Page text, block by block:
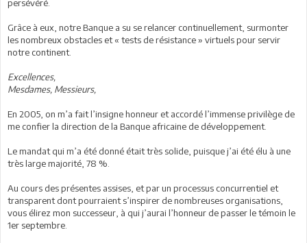
persévéré.
Grâce à eux, notre Banque a su se relancer continuellement, surmonter
les nombreux obstacles et « tests de résistance » virtuels pour servir
notre continent.
Excellences,
Mesdames, Messieurs,
En 2005, on m’a fait l’insigne honneur et accordé l’immense privilège de
me confier la direction de la Banque africaine de développement.
Le mandat qui m’a été donné était très solide, puisque j’ai été élu à une
très large majorité, 78 %.
Au cours des présentes assises, et par un processus concurrentiel et
transparent dont pourraient s’inspirer de nombreuses organisations,
vous élirez mon successeur, à qui j’aurai l’honneur de passer le témoin le
1er septembre.